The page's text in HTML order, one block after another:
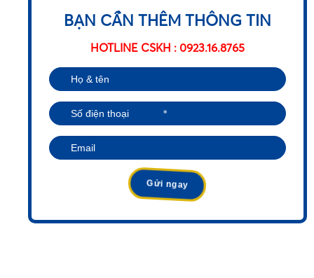
•
BẠN CẦN THÊM THÔNG TIN
HOTLINE CSKH : 0923.16.8765